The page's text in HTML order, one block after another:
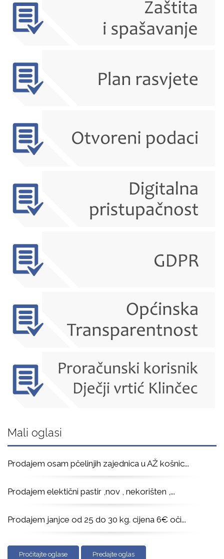
Mali oglasi
Prodajem osam pčelinjih zajednica u AŽ košnic...
Prodajem elektični pastir ,nov , nekorišten ,...
Prodajem janjce od 25 do 30 kg. cijena 6€ oči...
Pročitajte oglase Predajte oglas